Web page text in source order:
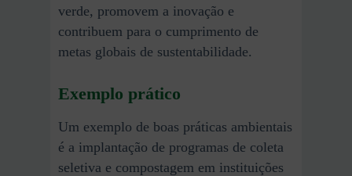
verde, promovem a inovação e
contribuem para o cumprimento de
metas globais de sustentabilidade.
Exemplo prático
Um exemplo de boas práticas ambientais
é a implantação de programas de coleta
seletiva e compostagem em instituições